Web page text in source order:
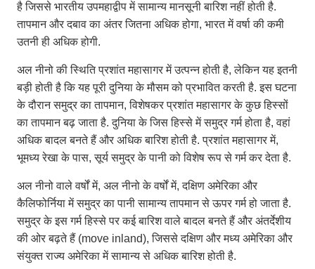
है जिससे भारतीय उपमहाद्वीप में सामान्य मानसूनी बारिश नहीं होती है.
तापमान और दबाव का अंतर जितना अधिक होगा, भारत में वर्षा की कमी
उतनी ही अधिक होगी.
अल नीनो की स्थिति प्रशांत महासागर में उत्पन्न होती है, लेकिन यह इतनी
बड़ी होती है कि यह पूरी दुनिया के मौसम को प्रभावित करती है. इस घटना
के दौरान समुद्र का तापमान, विशेषकर प्रशांत महासागर के कुछ हिस्सों
का तापमान बढ़ जाता है. दुनिया के जिस हिस्से में समुद्र गर्म होता है, वहां
अधिक बादल बनते हैं और अधिक बारिश होती है. प्रशांत महासागर में,
भूमध्य रेखा के पास, सूर्य समुद्र के पानी को विशेष रूप से गर्म कर देता है.
अल नीनो वाले वर्षों में, अल नीनो के वर्षों में, दक्षिण अमेरिका और
कैलिफोर्निया में समुद्र का पानी सामान्य तापमान से ऊपर गर्म हो जाता है.
समुद्र के इस गर्म हिस्से पर कई बारिश वाले बादल बनते हैं और अंतर्देशीय
की ओर बढ़ते हैं (move inland), जिससे दक्षिण और मध्य अमेरिका और
संयुक्त राज्य अमेरिका में सामान्य से अधिक बारिश होती है.